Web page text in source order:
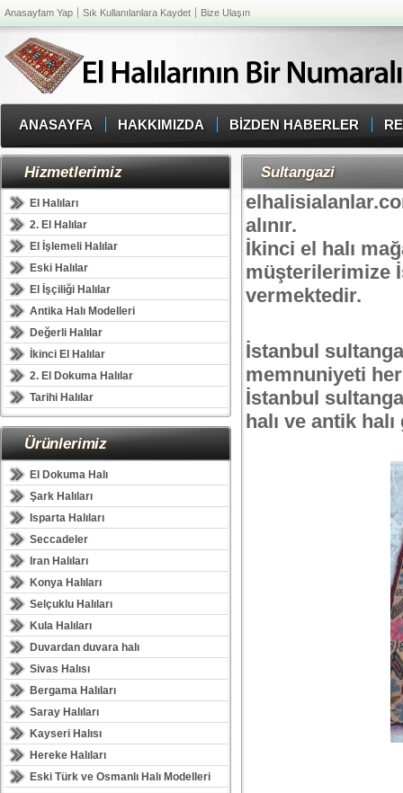
Anasayfam Yap Sık Kullanılanlara Kaydet Bize Ulaşın
ANASAYFA HAKKIMIZDA BİZDEN HABERLER
Hizmetlerimiz
El Halıları
2. El Halılar
El İşlemeli Halılar
Eski Halılar
El İşçiliği Halılar
Antika Halı Modelleri
Değerli Halılar
İkinci El Halılar
2. El Dokuma Halılar
Tarihi Halılar
Ürünlerimiz
El Dokuma Halı
Şark Halıları
Isparta Halıları
Seccadeler
Iran Halıları
Konya Halıları
Selçuklu Halıları
Kula Halıları
Duvardan duvara halı
Sivas Halısı
Bergama Halıları
Saray Halıları
Kayseri Halısı
Hereke Halıları
Eski Türk ve Osmanlı Halı Modelleri
Sultangazi
alınır.
İkinci el halı
müşterilerimize
vermektedir.
İstanbul
memnuniyeti
İstanbul
halı ve antik